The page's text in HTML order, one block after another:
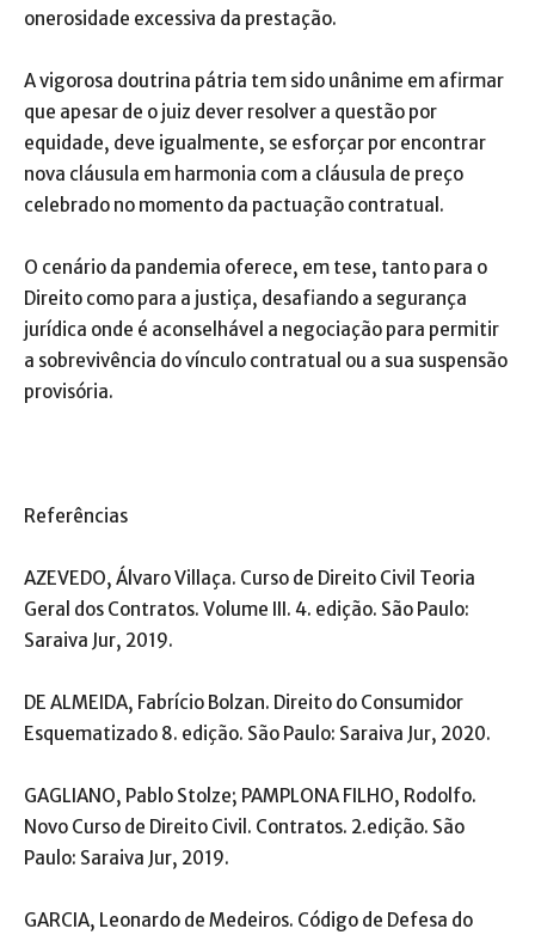
onerosidade excessiva da prestação.
A vigorosa doutrina pátria tem sido unânime em afirmar
que apesar de o juiz dever resolver a questão por
equidade, deve igualmente, se esforçar por encontrar
nova cláusula em harmonia com a cláusula de preço
celebrado no momento da pactuação contratual.
O cenário da pandemia oferece, em tese, tanto para o
Direito como para a justiça, desafiando a segurança
jurídica onde é aconselhável a negociação para permitir
a sobrevivência do vínculo contratual ou a sua suspensão
provisória.
Referências
AZEVEDO, Álvaro Villaça. Curso de Direito Civil Teoria
Geral dos Contratos. Volume III. 4. edição. São Paulo:
Saraiva Jur, 2019.
DE ALMEIDA, Fabrício Bolzan. Direito do Consumidor
Esquematizado 8. edição. São Paulo: Saraiva Jur, 2020.
GAGLIANO, Pablo Stolze; PAMPLONA FILHO, Rodolfo.
Novo Curso de Direito Civil. Contratos. 2.edição. São
Paulo: Saraiva Jur, 2019.
GARCIA, Leonardo de Medeiros. Código de Defesa do